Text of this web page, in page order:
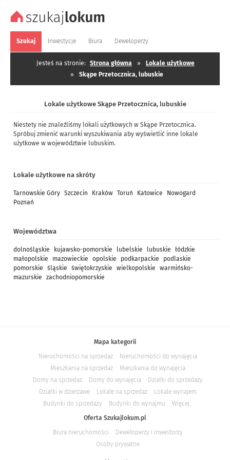
Szukaj Inwestycje Biura Deweloperzy
Jesteś na stronie: Strona główna »
Lokale użytkowe
»
Skąpe Przetocznica, lubuskie
Lokale użytkowe Skąpe Przetocznica, lubuskie
Niestety nie znaleźliśmy lokali użytkowych w Skąpe Przetocznica.
Spróbuj zmienić warunki wyszukiwania aby wyświetlić inne lokale
użytkowe w województwie lubuskim.
Lokale użytkowe na skróty
Tarnowskie Góry Szczecin Kraków Toruń Katowice
Nowogard
Poznań
Województwa
dolnośląskie kujawsko-pomorskie lubelskie lubuskie
łódzkie
małopolskie
mazowieckie opolskie podkarpackie
podlaskie
pomorskie
śląskie świętokrzyskie wielkopolskie
warmińsko-
mazurskie
zachodniopomorskie
Mapa kategorii
Nieruchomości na sprzedaż
Nieruchomości do wynajęcia
Mieszkania na sprzedaż
Mieszkania do wynajęcia
Domy na sprzedaż
Domy do wynajęcia
Działki do sprzedaży
Działki w dzierżawe
Lokale na sprzedaż
Lokale wynajem
Budynki do sprzedaży
Budynki do wynajmu
Więcej...
Oferta Szukajlokum.pl
Biura nieruchomości
Deweloperzy i inwestorzy
Osoby prywatne